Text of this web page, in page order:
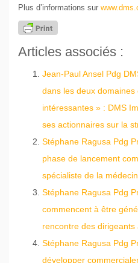
Plus d’informations sur
Articles associés :
Jean-Paul Ansel Pdg
dans les deux domaines
intéressantes » : DMS
ses actionnaires sur la
Stéphane Ragusa Pdg
phase de lancement
spécialiste de la
Stéphane Ragusa Pdg
commencent à être
rencontre des
Stéphane Ragusa Pdg
développer